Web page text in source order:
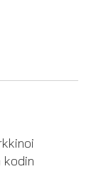
kodin